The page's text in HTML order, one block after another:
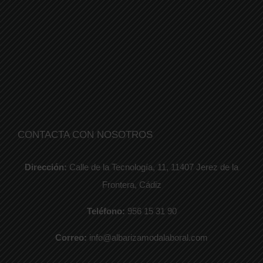
CONTACTA CON NOSOTROS
Dirección: Calle de la Tecnología, 11, 11407 Jerez de la
Frontera, Cádiz
Teléfono: 956 15 31 90
Correo: info@albarizamodalaboral.com